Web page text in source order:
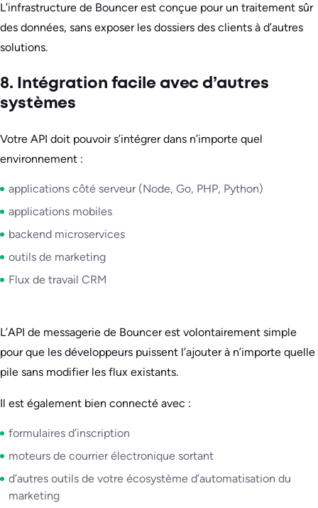
L’infrastructure de Bouncer est conçue pour un traitement sûr
des données, sans exposer les dossiers des clients à d’autres
solutions.
8. Intégration facile avec d’autres
systèmes
Votre API doit pouvoir s’intégrer dans n’importe quel
environnement :
applications côté serveur (Node, Go, PHP, Python)
applications mobiles
backend microservices
outils de marketing
Flux de travail CRM
L’API de messagerie de Bouncer est volontairement simple
pour que les développeurs puissent l’ajouter à n’importe quelle
pile sans modifier les flux existants.
Il est également bien connecté avec :
formulaires d’inscription
moteurs de courrier électronique sortant
d’autres outils de votre écosystème d’automatisation du
marketing